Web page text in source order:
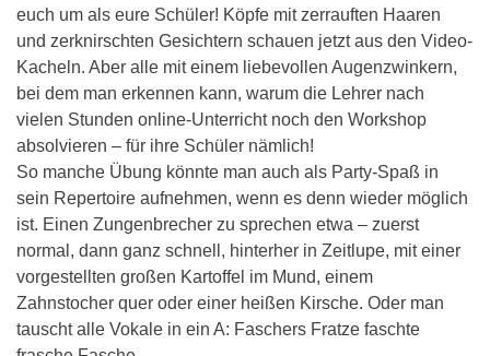
euch um als eure Schüler! Köpfe mit zerrauften Haaren
und zerknirschten Gesichtern schauen jetzt aus den Video-
Kacheln. Aber alle mit einem liebevollen Augenzwinkern,
bei dem man erkennen kann, warum die Lehrer nach
vielen Stunden online-Unterricht noch den Workshop
absolvieren – für ihre Schüler nämlich!
So manche Übung könnte man auch als Party-Spaß in
sein Repertoire aufnehmen, wenn es denn wieder möglich
ist. Einen Zungenbrecher zu sprechen etwa – zuerst
normal, dann ganz schnell, hinterher in Zeitlupe, mit einer
vorgestellten großen Kartoffel im Mund, einem
Zahnstocher quer oder einer heißen Kirsche. Oder man
tauscht alle Vokale in ein A: Faschers Fratze faschte